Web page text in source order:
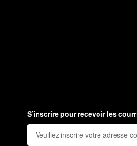
S’inscrire pour recevoir les